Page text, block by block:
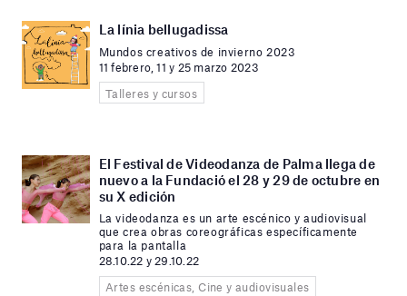
La línia bellugadissa
Mundos creativos de invierno 2023
11 febrero, 11 y 25 marzo 2023
Talleres y cursos
El Festival de Videodanza de Palma llega de
nuevo a la Fundació el 28 y 29 de octubre en
su X edición
La videodanza es un arte escénico y audiovisual
que crea obras coreográficas específicamente
para la pantalla
28.10.22 y 29.10.22
Artes escénicas, Cine y audiovisuales